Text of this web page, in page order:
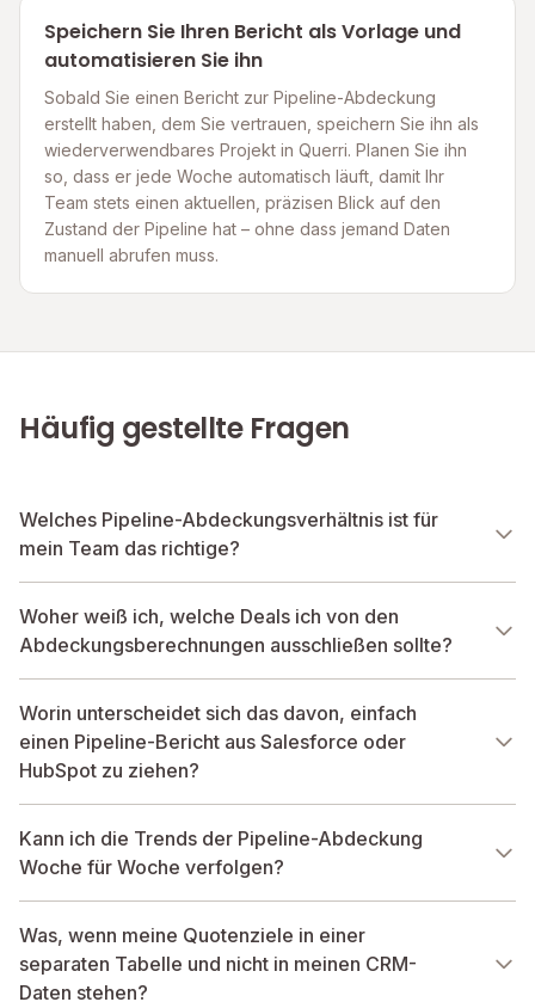
Speichern Sie Ihren Bericht als Vorlage und
automatisieren Sie ihn
Sobald Sie einen Bericht zur Pipeline-Abdeckung
erstellt haben, dem Sie vertrauen, speichern Sie ihn als
wiederverwendbares Projekt in Querri. Planen Sie ihn
so, dass er jede Woche automatisch läuft, damit Ihr
Team stets einen aktuellen, präzisen Blick auf den
Zustand der Pipeline hat – ohne dass jemand Daten
manuell abrufen muss.
Häufig gestellte Fragen
Welches Pipeline-Abdeckungsverhältnis ist für
mein Team das richtige?
Woher weiß ich, welche Deals ich von den
Abdeckungsberechnungen ausschließen sollte?
Worin unterscheidet sich das davon, einfach
einen Pipeline-Bericht aus Salesforce oder
HubSpot zu ziehen?
Kann ich die Trends der Pipeline-Abdeckung
Woche für Woche verfolgen?
Was, wenn meine Quotenziele in einer
separaten Tabelle und nicht in meinen CRM-
Daten stehen?